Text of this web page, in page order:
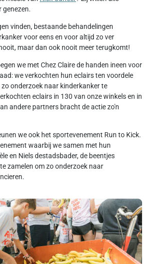
genezen.
vinden, bestaande behandelingen
voor eens en voor altijd zo ver
maar dan ook nooit meer terugkomt!
we met Chez Claire de handen ineen voor
we verkochten hun eclairs ten voordele
onderzoek naar kinderkanker te
eclairs in 130 van onze winkels en in
andere partners bracht de actie zo'n
we ook het sportevenement Run to Kick.
waarbij we samen met hun
en Niels destadsbader, de beentjes
zamelen om zo onderzoek naar